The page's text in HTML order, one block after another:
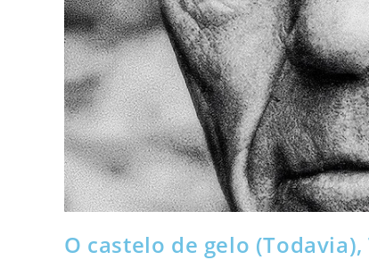
O castelo de gelo